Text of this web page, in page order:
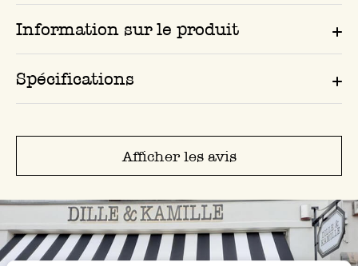
Information sur le produit
Spécifications
Afficher les avis